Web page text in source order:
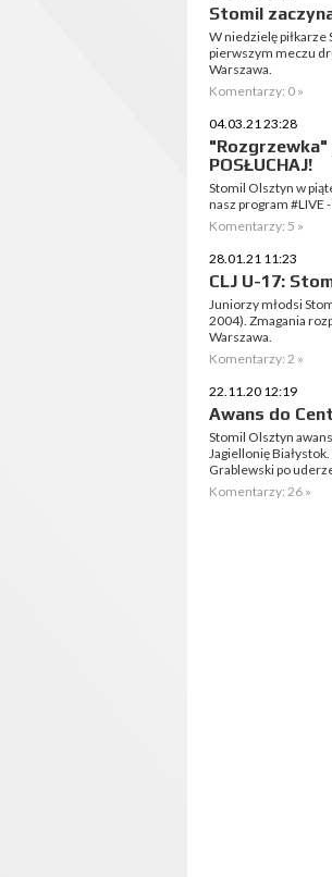
Stomil
W niedzielę
pierwszym meczu
Warszawa.
Komentarzy: 0 »
04.03.21 23:28
POSŁUCHAJ!
Stomil Olsztyn w
nasz program #LIVE
Komentarzy: 5 »
28.01.21 11:23
CLJ U-17:
Juniorzy młodsi
2004). Zmagania
Warszawa.
Komentarzy: 2 »
22.11.20 12:19
Awans do
Stomil Olsztyn
Jagiellonię
Grablewski po
Komentarzy: 26 »